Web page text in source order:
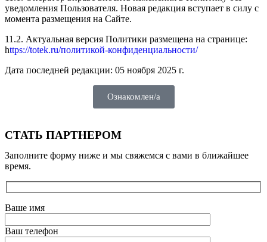
уведомления Пользователя. Новая редакция вступает в силу с
момента размещения на Сайте.
11.2. Актуальная версия Политики размещена на странице:
https://totek.ru/политикой-конфиденциальности/
Дата последней редакции: 05 ноября 2025 г.
Ознакомлен/а
СТАТЬ ПАРТНЕРОМ
Заполните форму ниже и мы свяжемся с вами в ближайшее
время.
Ваше имя
Ваш телефон